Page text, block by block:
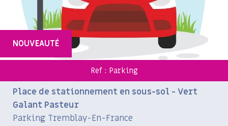
NOUVEAUTÉ
Ref : Parking
Place de stationnement en sous-sol - Vert
Galant Pasteur
Parking Tremblay-En-France